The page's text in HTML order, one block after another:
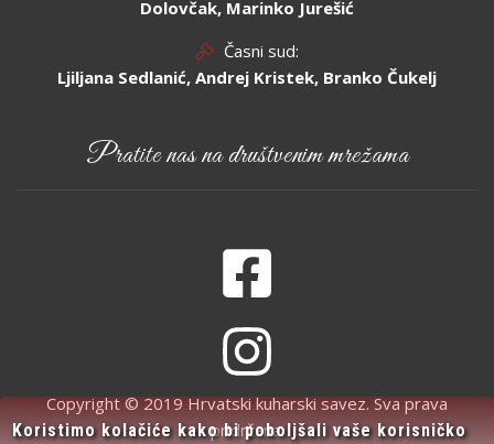
Dolovčak, Marinko Jurešić
Časni sud:
Ljiljana Sedlanić, Andrej Kristek, Branko Čukelj
Pratite nas na društvenim mrežama
Copyright © 2019 Hrvatski kuharski savez. Sva prava
pridržana.
Koristimo kolačiće kako bi poboljšali vaše korisničko